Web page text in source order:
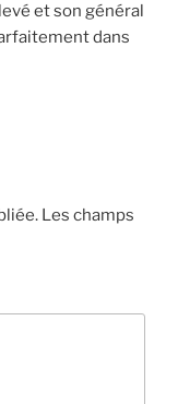
et son général
dans
Les champs